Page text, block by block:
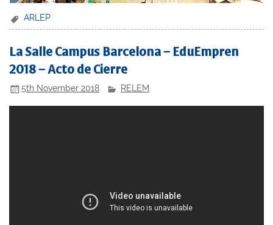
ARLEP
La Salle Campus Barcelona – EduEmpren
2018 – Acto de Cierre
5th November 2018 RELEM